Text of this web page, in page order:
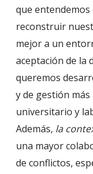
que
reconstruir
mejor a un
aceptación de la
queremos
y de gestión
universitario y
Además, la
una mayor
de conflictos,